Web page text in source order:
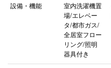
設備・機能
室内洗濯機置
場/エレベー
タ/都市ガス/
全居室フロー
リング/照明
器具付き